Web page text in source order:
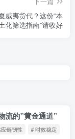
威夷货代？这份“本
化筛选指南”请收好
流的”黄金通道”
链韧性 # 时效稳定